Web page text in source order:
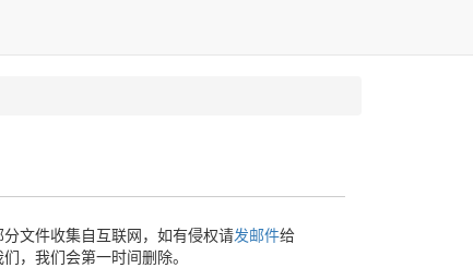
分文件收集自互联网，如有侵权请发邮件给
，我们会第一时间删除。